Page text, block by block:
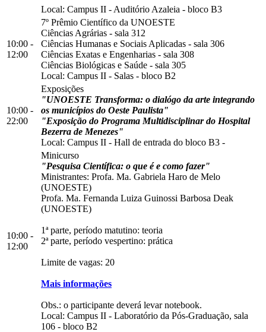
Local: Campus II - Auditório Azaleia - bloco B3
10:00 -
12:00
7º Prêmio Científico da UNOESTE
Ciências Agrárias - sala 312
Ciências Humanas e Sociais Aplicadas - sala 306
Ciências Exatas e Engenharias - sala 308
Ciências Biológicas e Saúde - sala 305
Local: Campus II - Salas - bloco B2
10:00 -
22:00
Exposições
"UNOESTE Transforma: o dialógo da arte integrando
os municípios do Oeste Paulista"
"Exposição do Programa Multidisciplinar do Hospital
Bezerra de Menezes"
Local: Campus II - Hall de entrada do bloco B3 -
10:00 -
12:00
Minicurso
"Pesquisa Científica: o que é e como fazer"
Ministrantes: Profa. Ma. Gabriela Haro de Melo
(UNOESTE)
Profa. Ma. Fernanda Luiza Guinossi Barbosa Deak
(UNOESTE)
1ª parte, período matutino: teoria
2ª parte, período vespertino: prática
Limite de vagas: 20
Mais informações
Obs.: o participante deverá levar notebook.
Local: Campus II - Laboratório da Pós-Graduação, sala
106 - bloco B2